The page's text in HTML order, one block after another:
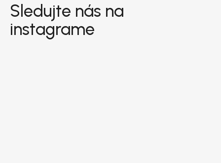
Sledujte nás na
instagrame